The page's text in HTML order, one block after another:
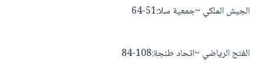
الجيش الملكي ~جمعية سلا:51-64
الفتح الرياضي ~اتحاد طنجة:108-84